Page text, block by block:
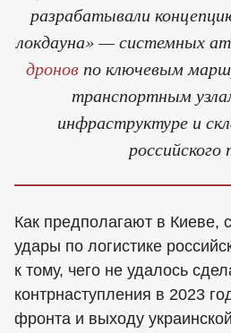
разрабатывали
локдауна» — системных
дроновпо ключевым
транспортным
инфраструктуре и
Как предполагают в Киеве,
удары по логистике
к тому, чего не удалось
контрнаступления в 2023
фронта и выходу